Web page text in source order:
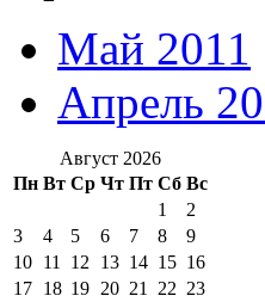
Май 2011
Апрель
Август 2026
Пн Вт Ср Чт Пт Сб Вс
1
2
3
4 5 6 7 8
9
10 11 12 13 14 15 16
17 18 19 20 21 22 23